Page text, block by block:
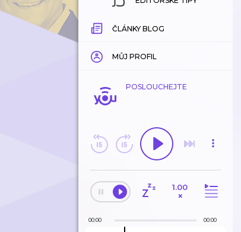
ČLÁNKY BLOG
MŮJ PROFIL
POSLOUCHEJTE
1.00
×
00:00 00:00